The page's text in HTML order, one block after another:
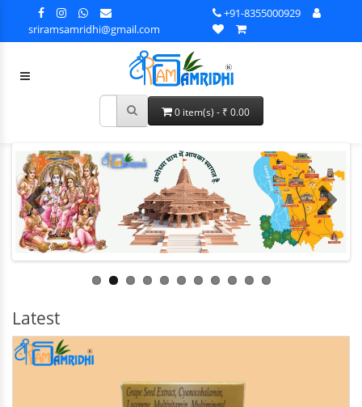
sriramsamridhi@gmail.com
+91-8355000929
0 item(s) - ₹ 0.00
Latest